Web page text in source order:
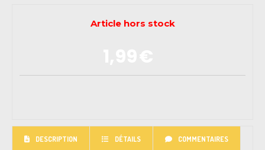
Article hors stock
DESCRIPTION DÉTAILS COMMENTAIRES